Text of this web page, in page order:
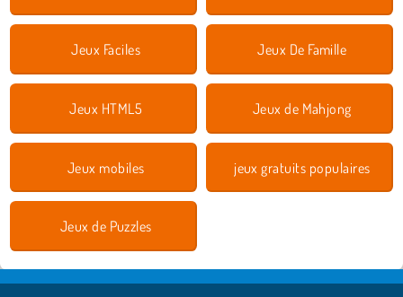
Jeux Faciles Jeux De Famille
Jeux HTML5 Jeux de Mahjong
Jeux mobiles jeux gratuits populaires
Jeux de Puzzles